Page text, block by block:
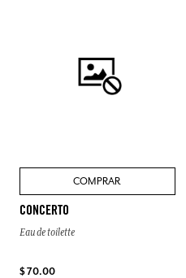
COMPRAR
CONCERTO
Eau de toilette
$ 70.00